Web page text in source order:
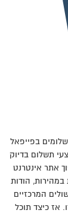
בפייפאל
תשלום בדיוק
אתר אינטרנט
הודות
המרכזיים
אז כיצד תוכל